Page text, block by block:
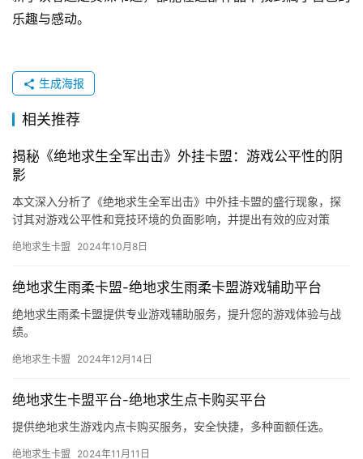
乐趣与感动。
生成海报
相关推荐
揭秘《绝地求生全军出击》外挂卡盟：游戏公平性的阴
影
本文深入分析了《绝地求生全军出击》中外挂卡盟的盛行现象，探
讨其对游戏公平性和竞技环境的负面影响，并提出有效的应对策
绝地求生卡盟 2024年10月8日
绝地求生雨柔卡盟-绝地求生雨柔卡盟游戏辅助平台
绝地求生雨柔卡盟提供专业游戏辅助服务，提升您的游戏体验与战
绩。
绝地求生卡盟 2024年12月14日
绝地求生卡盟平台-绝地求生点卡购买平台
提供绝地求生游戏内点卡购买服务，安全快捷，多种面额任选。
绝地求生卡盟 2024年11月11日